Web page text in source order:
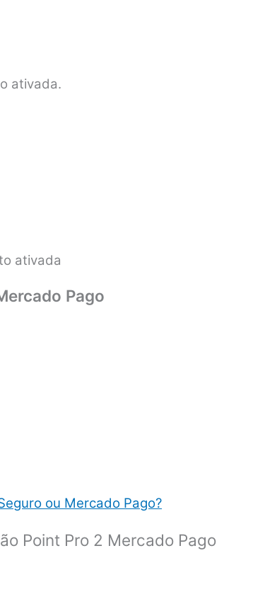
ativada.
ativada
Pago
ou Mercado Pago?
Point Pro 2 Mercado Pago